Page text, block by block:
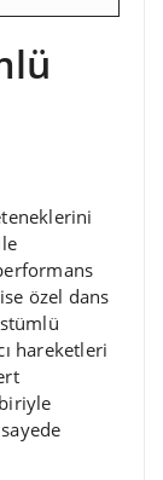
özel dans
hareketleri